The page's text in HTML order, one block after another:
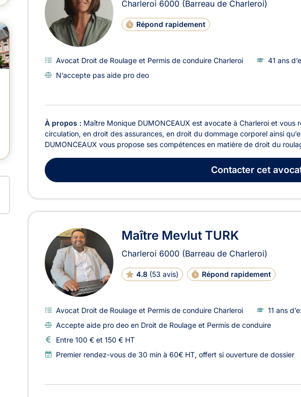
Charleroi 6000 (Barreau de Charleroi)
Répond rapidement
Avocat Droit de Roulage et Permis de conduire Charleroi
41 ans
N’accepte pas aide pro deo
À propos : Maître Monique DUMONCEAUX est avocate à Charleroi et
circulation, en droit des assurances, en droit du dommage corporel ainsi
DUMONCEAUX vous propose ses compétences en matière de droit du
Contactercet
Maître Mevlut TURK
Charleroi 6000 (Barreau de Charleroi)
4.8 (53 avis) Répond rapidement
Avocat Droit de Roulage et Permis de conduire Charleroi
11 ans
Accepte aide pro deo en Droit de Roulage et Permis de conduire
Entre 100 € et 150 € HT
Premier rendez-vous de 30 min à 60€ HT, offert si ouverture de dossier